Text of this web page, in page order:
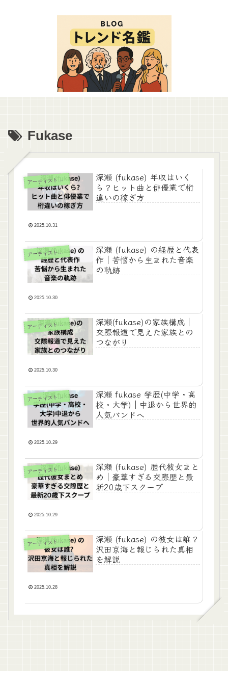
Fukase
ア ーティスト（男性）
深瀬 (fukase) 年収はいく
ら？ヒット曲と俳優業で桁
違いの稼ぎ方
2025.10.31
ア ーティスト（男性）
深瀬 (fukase) の経歴と代表
作｜苦悩から生まれた音楽
の軌跡
2025.10.30
ア ーティスト（男性）
深瀬(fukase)の家族構成｜
交際報道で見えた家族との
つながり
2025.10.30
ア ーティスト（男性）
深瀬 fukase 学歴(中学・高
校・大学)｜中退から世界的
人気バンドへ
2025.10.29
ア ーティスト（男性）
深瀬 (fukase) 歴代彼女まと
め｜豪華すぎる交際歴と最
新20歳下スクープ
2025.10.29
ア ーティスト（男性）
深瀬 (fukase) の彼女は誰？
沢田京海と報じられた真相
を解説
2025.10.28